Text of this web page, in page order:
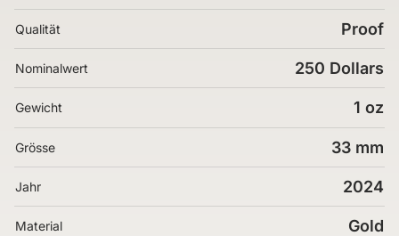
Qualität Proof
Nominalwert 250 Dollars
Gewicht 1 oz
Grösse 33 mm
Jahr 2024
Material Gold